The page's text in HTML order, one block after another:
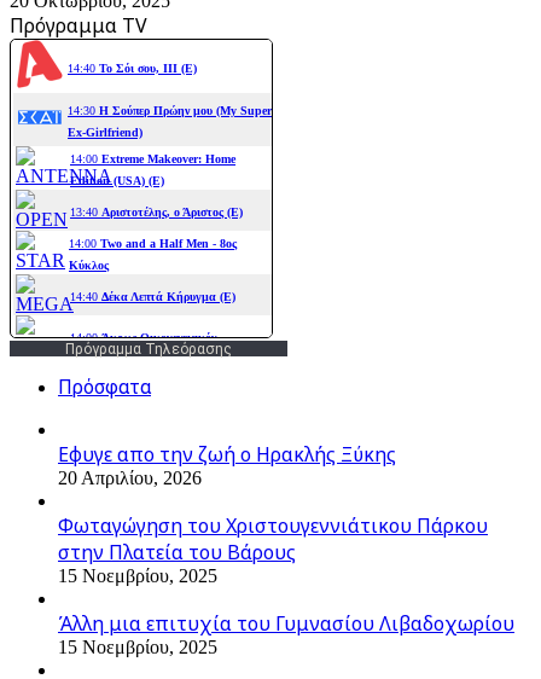
Πρόγραμμα TV
Πρόγραμμα Τηλεόρασης
Πρόσφατα
Εφυγε απο την ζωή o Ηρακλής Ξύκης
20 Απριλίου, 2026
Φωταγώγηση του Χριστουγεννιάτικου Πάρκου
στην Πλατεία του Βάρους
15 Νοεμβρίου, 2025
Άλλη μια επιτυχία του Γυμνασίου Λιβαδοχωρίου
15 Νοεμβρίου, 2025